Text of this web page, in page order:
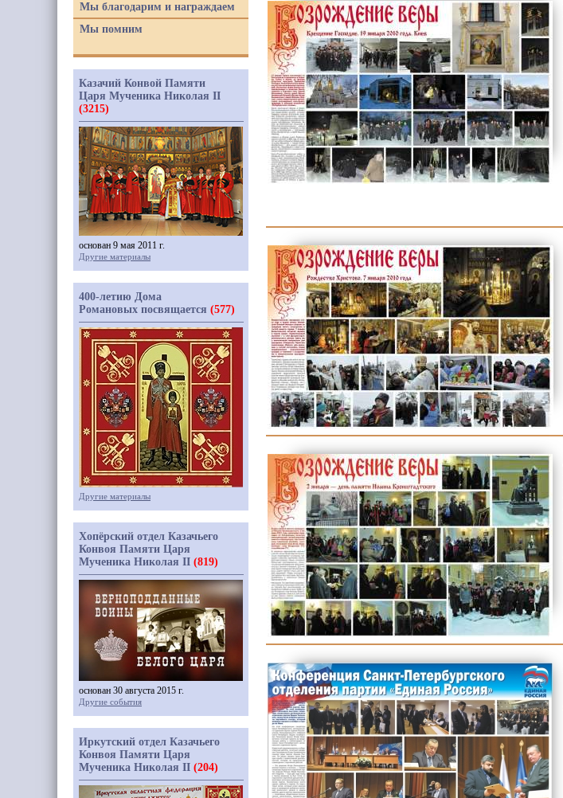
Мы благодарим и награждаем
Мы помним
Казачий Конвой Памяти
Царя Мученика Николая II
(3215)
основан 9 мая 2011 г.
Другие материалы
400-летию Дома
Романовых посвящается (577)
Другие материалы
Хопёрский отдел Казачьего
Конвоя Памяти Царя
Мученика Николая II (819)
основан 30 августа 2015 г.
Другие события
Иркутский отдел Казачьего
Конвоя Памяти Царя
Мученика Николая II (204)